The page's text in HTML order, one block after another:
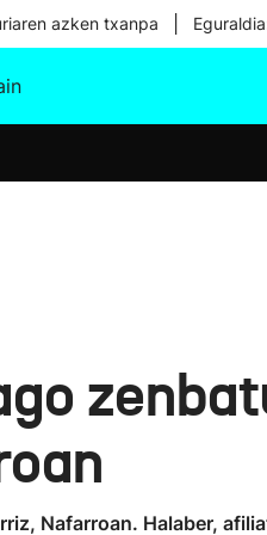
azken txanpa
Nafarroan. Halaber,